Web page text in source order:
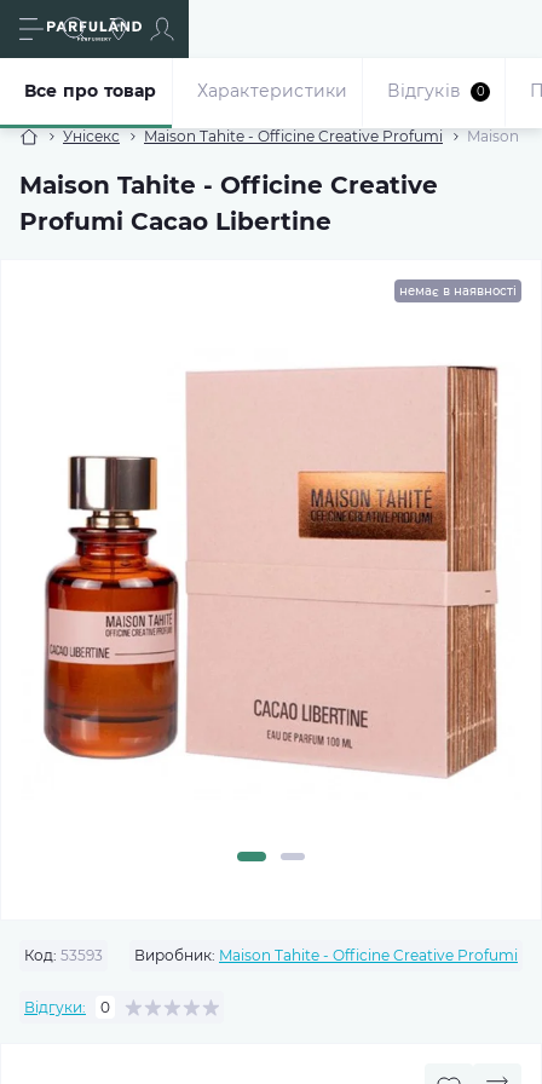
Унісекс Maison Tahite - Officine Creative Profumi Maison
Maison Tahite - Officine Creative
Profumi Cacao Libertine
Все про товар Характеристики Відгуків 0
немає в наявності
Код: 53593 Виробник: Maison Tahite - Officine Creative Profumi
Відгуки: 0